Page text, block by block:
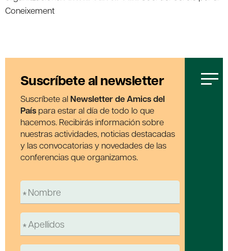
Coneixement
Suscríbete al newsletter
Suscríbete al Newsletter de Amics del
País para estar al día de todo lo que
hacemos. Recibirás información sobre
nuestras actividades, noticias destacadas
y las convocatorias y novedades de las
conferencias que organizamos.